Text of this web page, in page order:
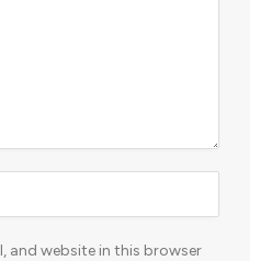
and website in this browser